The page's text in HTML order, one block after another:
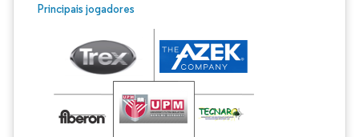
Principais jogadores
Imagem © Mordor Intelligence. O reuso requer atribuição conforme CC BY 4.0.